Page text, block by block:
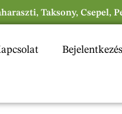
Taksony, Csepel,
Bejelentkezés